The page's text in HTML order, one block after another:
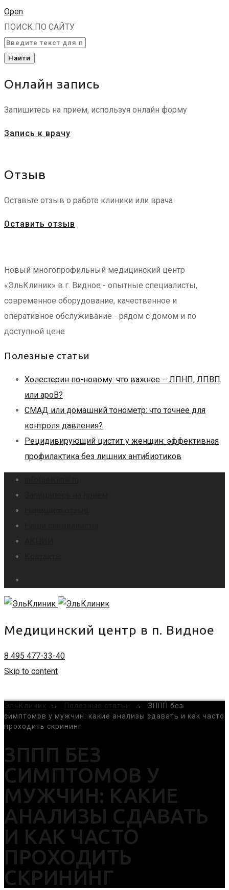
Open
ПОИСК ПО САЙТУ
Найти
Онлайн запись
Запишитесь на прием, используя онлайн форму
Запись к врачу
Отзыв
Оставьте отзыв о работе клиники или врача
Оставить отзыв
Новый многопрофильный медицинский центр
«ЭльКлиник» в г. Видное - опытные специалисты,
современное оборудование, качественное и
оперативное обслуживание - рядом с домом и по
доступной цене
Полезные статьи
Холестерин по-новому: что важнее – ЛПНП, ЛПВП
или apoB?
СМАД или домашний тонометр: что точнее для
контроля давления?
Рецидивирующий цистит у женщин: эффективная
профилактика без лишних антибиотиков
Медицинский центр в п. Видное
8 495 477-33-40
Skip to content
ЭльКлиник
→ Полезные статьи → ЗППП без
симптомов у мужчин: какие анализы сдавать и как часто
проходить скрининг
ЗППП БЕЗ
СИМПТОМОВ У
МУЖЧИН: КАКИЕ
АНАЛИЗЫ СДАВАТЬ
И КАК ЧАСТО
ПРОХОДИТЬ
СКРИНИНГ